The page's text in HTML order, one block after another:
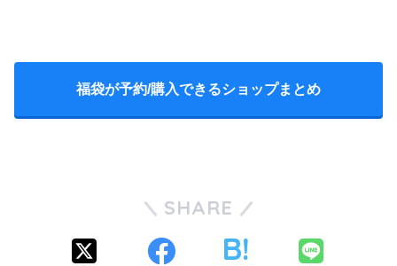
福袋が予約/購入できるショップまとめ
SHARE